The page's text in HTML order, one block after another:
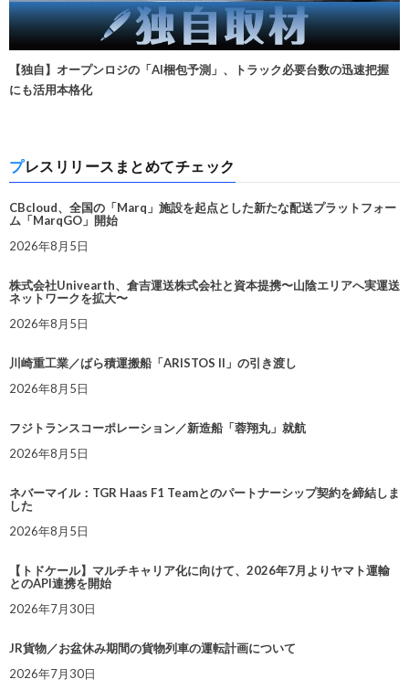
【独自】オープンロジの「AI梱包予測」、トラック必要台数の迅速把握
にも活用本格化
プレスリリースまとめてチェック
CBcloud、全国の「Marq」施設を起点とした新たな配送プラットフォー
ム「MarqGO」開始
2026年8月5日
株式会社Univearth、倉吉運送株式会社と資本提携〜山陰エリアへ実運送
ネットワークを拡大〜
2026年8月5日
川崎重工業／ばら積運搬船「ARISTOS II」の引き渡し
2026年8月5日
フジトランスコーポレーション／新造船「蓉翔丸」就航
2026年8月5日
ネバーマイル：TGR Haas F1 Teamとのパートナーシップ契約を締結しま
した
2026年8月5日
【トドケール】マルチキャリア化に向けて、2026年7月よりヤマト運輸
とのAPI連携を開始
2026年7月30日
JR貨物／お盆休み期間の貨物列車の運転計画について
2026年7月30日